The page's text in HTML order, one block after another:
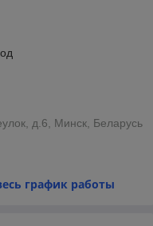
д.6, Минск, Беларусь
график работы